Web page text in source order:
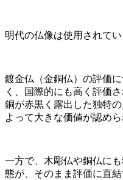
明代の仏像は使用されて
鍍金仏（金銅仏）の評価
く、国際的にも高く評価
銅が赤黒く露出した独特
よって大きな価値が認め
一方で、木彫仏や銅仏に
態が、そのまま評価に直